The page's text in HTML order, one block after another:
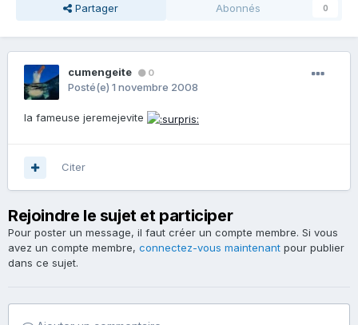
Partager Abonnés 0
cumengeite 0
Posté(e) 1 novembre 2008
la fameuse jeremejevite
Citer
Rejoindre le sujet et participer
Pour poster un message, il faut créer un compte membre. Si vous
avez un compte membre, connectez-vous maintenant pour publier
dans ce sujet.